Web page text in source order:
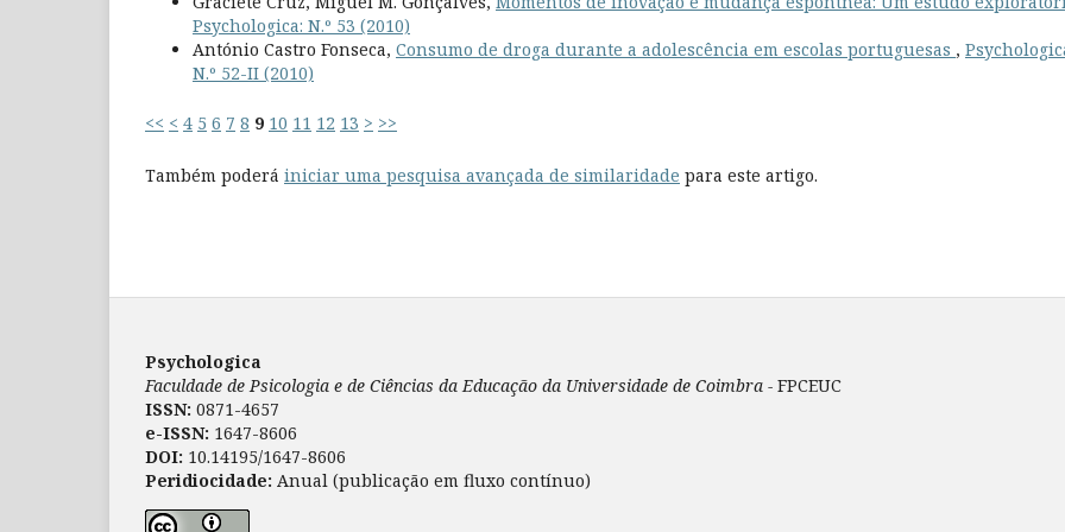
Psychologica: N.º 53 (2010)
António Castro Fonseca, Consumo de droga durante a adolescência em escolas portuguesas ,
N.º 52-II (2010)
<< < 4 5 6 7 8 9 10 11 12 13 > >>
Também poderá iniciar uma pesquisa avançada de similaridade para este artigo.
Psychologica
Faculdade de Psicologia e de Ciências da Educação da Universidade de Coimbra - FPCEUC
ISSN: 0871-4657
e-ISSN: 1647-8606
DOI: 10.14195/1647-8606
Peridiocidade: Anual (publicação em fluxo contínuo)